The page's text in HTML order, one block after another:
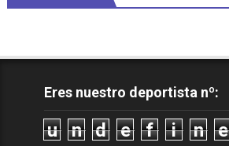
Eres nuestro deportista nº:
u n d e f i n e